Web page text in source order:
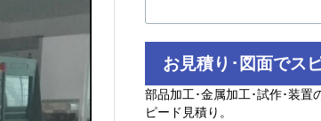
お見積り･図面でス
部品加工･金属加工･試作･装置
ピード見積り。